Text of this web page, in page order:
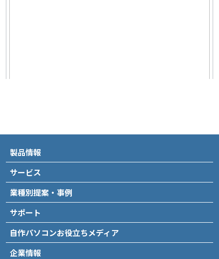
製品情報
サービス
業種別提案・事例
サポート
自作パソコンお役立ちメディア
企業情報